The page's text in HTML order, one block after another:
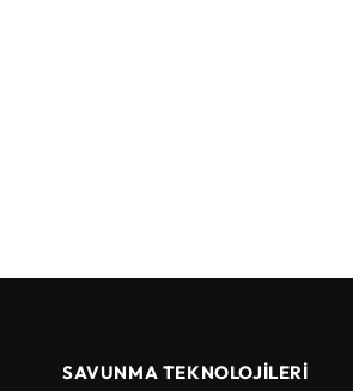
SAVUNMA TEKNOLOJİLERİ